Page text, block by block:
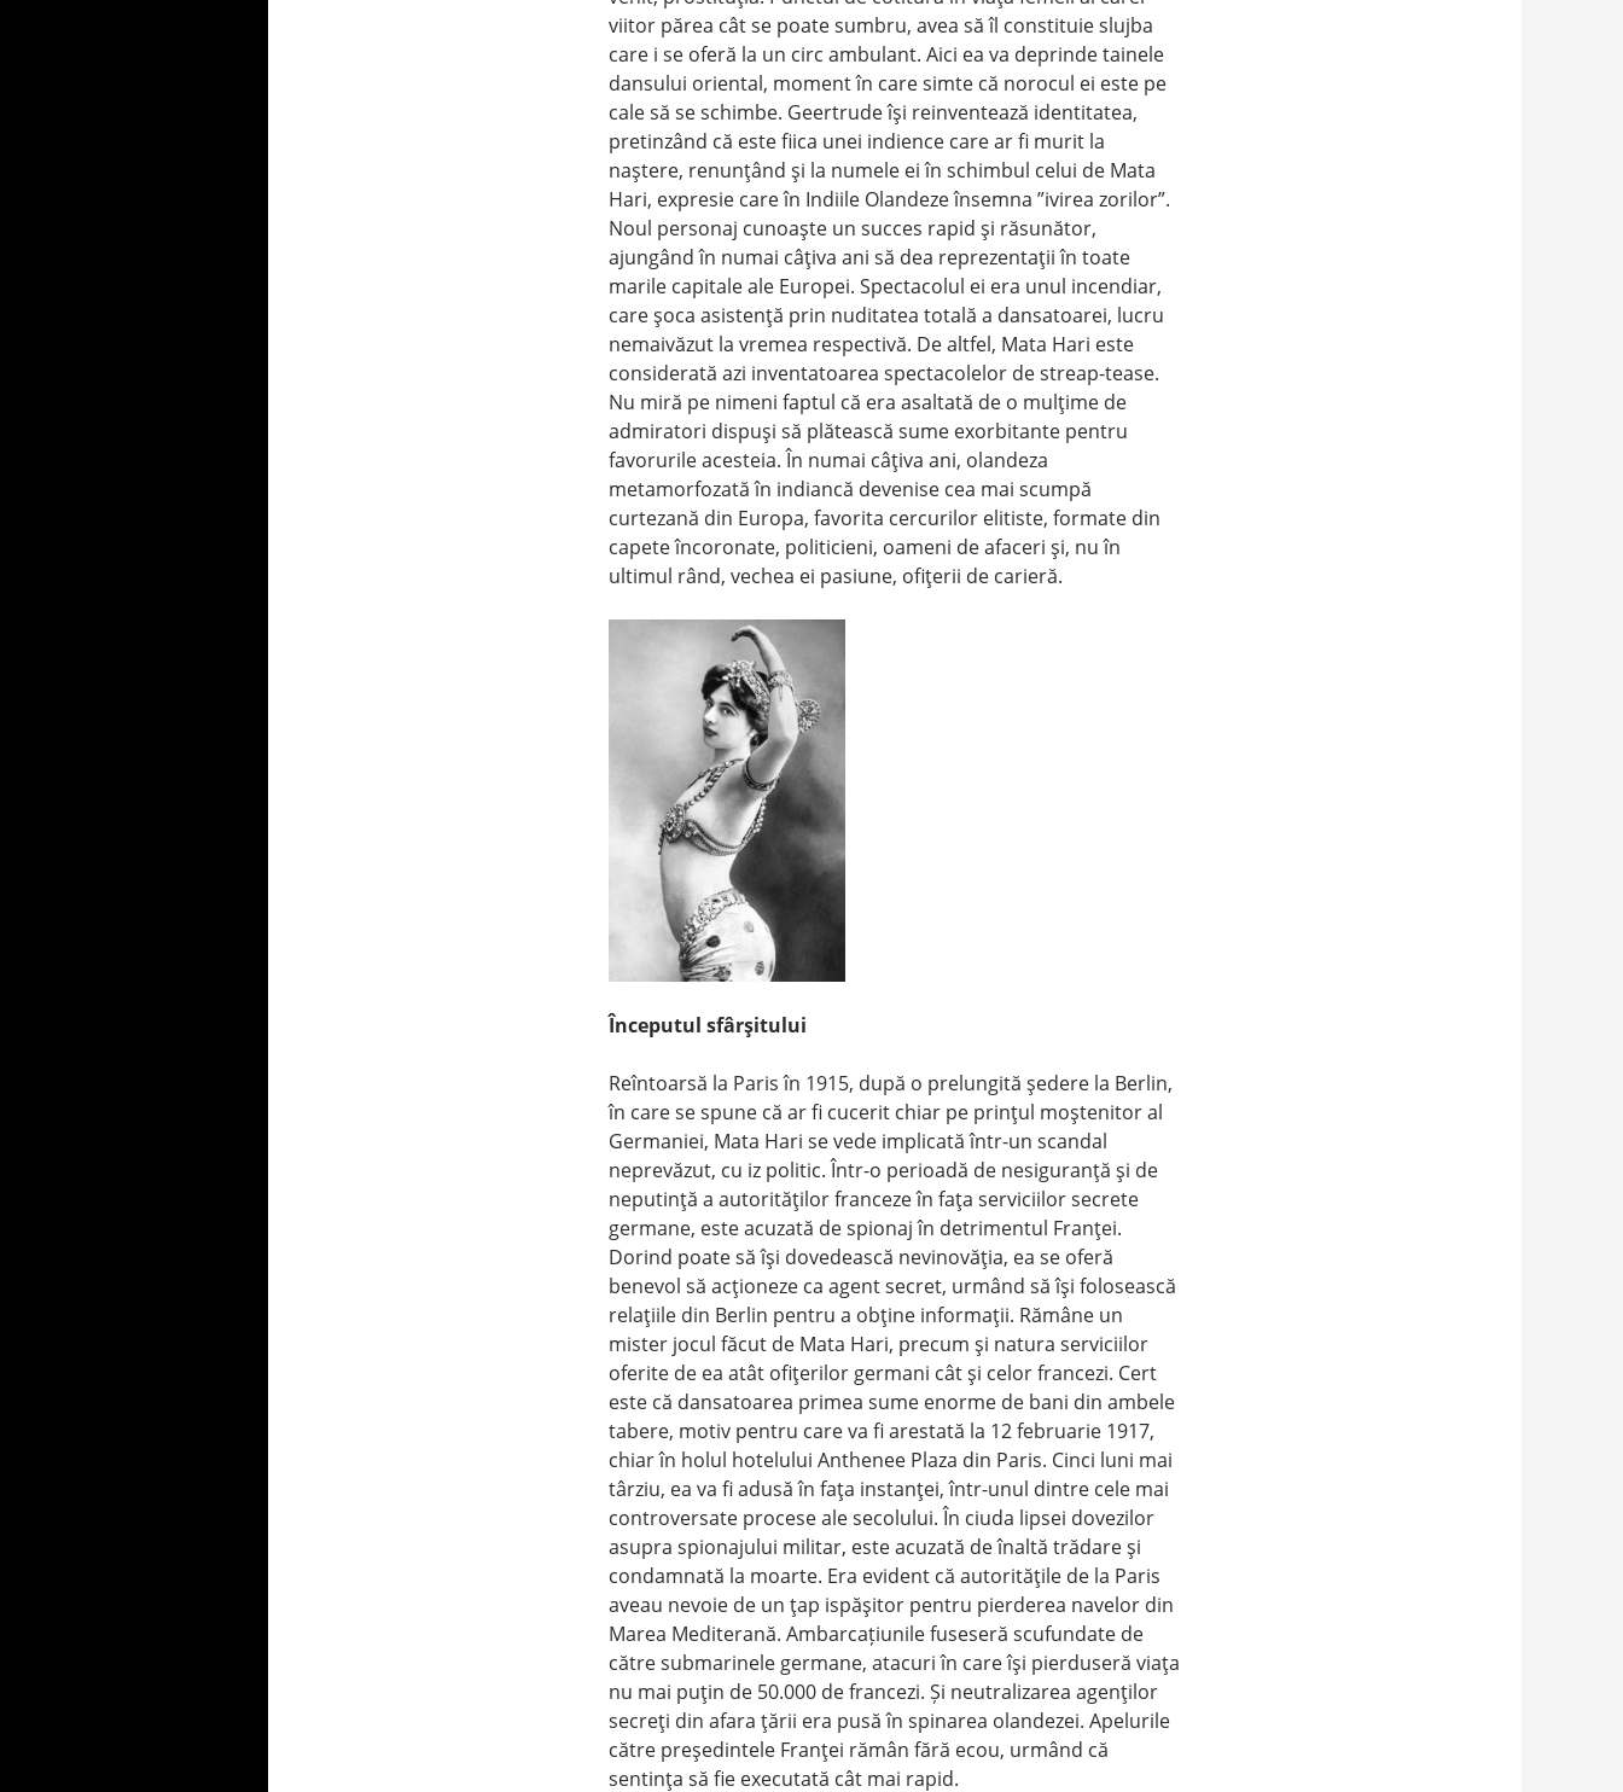
viitor părea cât se poate sumbru, avea să îl constituie slujba
care i se oferă la un circ ambulant. Aici ea va deprinde tainele
dansului oriental, moment în care simte că norocul ei este pe
cale să se schimbe. Geertrude îşi reinventează identitatea,
pretinzând că este fiica unei indience care ar fi murit la
naştere, renunţând şi la numele ei în schimbul celui de Mata
Hari, expresie care în Indiile Olandeze însemna ”ivirea zorilor”.
Noul personaj cunoaşte un succes rapid şi răsunător,
ajungând în numai câţiva ani să dea reprezentaţii în toate
marile capitale ale Europei. Spectacolul ei era unul incendiar,
care şoca asistenţă prin nuditatea totală a dansatoarei, lucru
nemaivăzut la vremea respectivă. De altfel, Mata Hari este
considerată azi inventatoarea spectacolelor de streap-tease.
Nu miră pe nimeni faptul că era asaltată de o mulţime de
admiratori dispuşi să plătească sume exorbitante pentru
favorurile acesteia. În numai câţiva ani, olandeza
metamorfozată în indiancă devenise cea mai scumpă
curtezană din Europa, favorita cercurilor elitiste, formate din
capete încoronate, politicieni, oameni de afaceri şi, nu în
ultimul rând, vechea ei pasiune, ofiţerii de carieră.
Începutul sfârşitului
Reîntoarsă la Paris în 1915, după o prelungită şedere la Berlin,
în care se spune că ar fi cucerit chiar pe prinţul moştenitor al
Germaniei, Mata Hari se vede implicată într-un scandal
neprevăzut, cu iz politic. Într-o perioadă de nesiguranţă şi de
neputinţă a autorităţilor franceze în faţa serviciilor secrete
germane, este acuzată de spionaj în detrimentul Franţei.
Dorind poate să îşi dovedească nevinovăţia, ea se oferă
benevol să acţioneze ca agent secret, urmând să îşi folosească
relaţiile din Berlin pentru a obţine informaţii. Rămâne un
mister jocul făcut de Mata Hari, precum şi natura serviciilor
oferite de ea atât ofiţerilor germani cât şi celor francezi. Cert
este că dansatoarea primea sume enorme de bani din ambele
tabere, motiv pentru care va fi arestată la 12 februarie 1917,
chiar în holul hotelului Anthenee Plaza din Paris. Cinci luni mai
târziu, ea va fi adusă în faţa instanţei, într-unul dintre cele mai
controversate procese ale secolului. În ciuda lipsei dovezilor
asupra spionajului militar, este acuzată de înaltă trădare şi
condamnată la moarte. Era evident că autorităţile de la Paris
aveau nevoie de un ţap ispăşitor pentru pierderea navelor din
Marea Mediterană. Ambarcațiunile fuseseră scufundate de
către submarinele germane, atacuri în care îşi pierduseră viaţa
nu mai puţin de 50.000 de francezi. Și neutralizarea agenţilor
secreţi din afara ţării era pusă în spinarea olandezei. Apelurile
către preşedintele Franţei rămân fără ecou, urmând că
sentinţa să fie executată cât mai rapid.